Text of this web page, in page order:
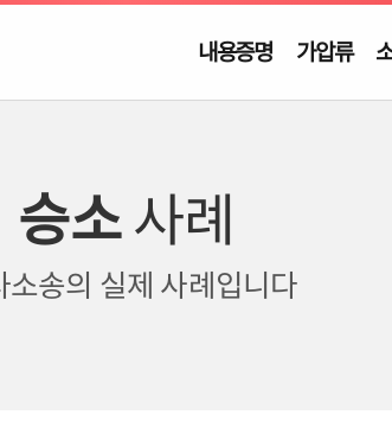
내용증명 가압류
승소사례
소송의 실제 사례입니다